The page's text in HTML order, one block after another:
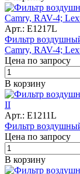
Арт.: E1217L
Фильтр
Camry, RAV-4;
Цена по запросу
В корзину
Арт.: E1211L
Фильтр
Цена по запросу
В корзину